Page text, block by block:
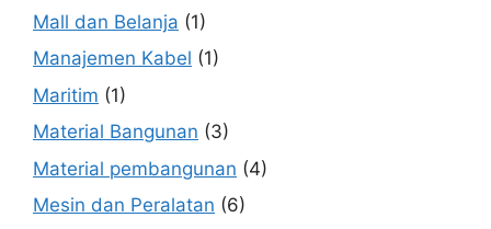
Mall dan Belanja (1)
Manajemen Kabel (1)
Maritim (1)
Material Bangunan (3)
Material pembangunan (4)
Mesin dan Peralatan (6)